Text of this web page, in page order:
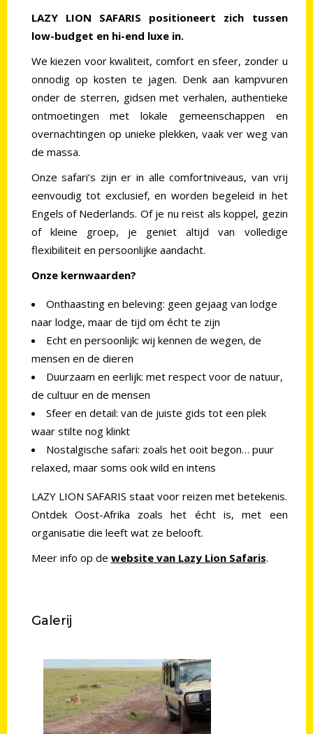
LAZY LION SAFARIS positioneert zich tussen
low-budget en hi-end luxe in.
We kiezen voor kwaliteit, comfort en sfeer, zonder u
onnodig op kosten te jagen. Denk aan kampvuren
onder de sterren, gidsen met verhalen, authentieke
ontmoetingen met lokale gemeenschappen en
overnachtingen op unieke plekken, vaak ver weg van
de massa.
Onze safari’s zijn er in alle comfortniveaus, van vrij
eenvoudig tot exclusief, en worden begeleid in het
Engels of Nederlands. Of je nu reist als koppel, gezin
of kleine groep, je geniet altijd van volledige
flexibiliteit en persoonlijke aandacht.
Onze kernwaarden?
Onthaasting en beleving: geen gejaag van lodge
naar lodge, maar de tijd om écht te zijn
Echt en persoonlijk: wij kennen de wegen, de
mensen en de dieren
Duurzaam en eerlijk: met respect voor de natuur,
de cultuur en de mensen
Sfeer en detail: van de juiste gids tot een plek
waar stilte nog klinkt
Nostalgische safari: zoals het ooit begon… puur
relaxed, maar soms ook wild en intens
LAZY LION SAFARIS staat voor reizen met betekenis.
Ontdek Oost-Afrika zoals het écht is, met een
organisatie die leeft wat ze belooft.
Meer info op de website van Lazy Lion Safaris.
Galerij